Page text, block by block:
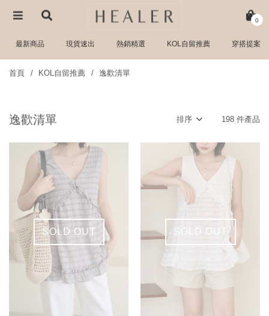
0
最新商品 現貨速出 熱銷精選 KOL自留推薦 穿搭提案
首頁 KOL自留推薦 逸歡清單
逸歡清單 排序 198 件產品
SOLD OUT SOLD OUT